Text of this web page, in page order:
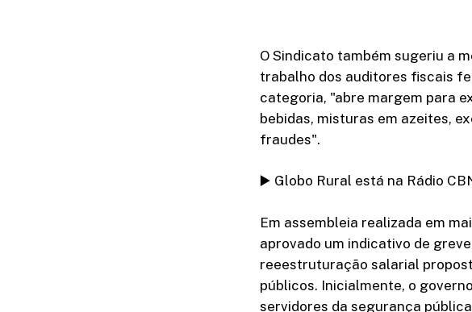
O Sindicato também sugeriu a
trabalho dos auditores fiscais
categoria, "abre margem para
bebidas, misturas em azeites,
fraudes".
▶️ Globo Rural está na Rádio
Em assembleia realizada em
aprovado um indicativo de
reeestruturação salarial
públicos. Inicialmente, o
servidores da segurança